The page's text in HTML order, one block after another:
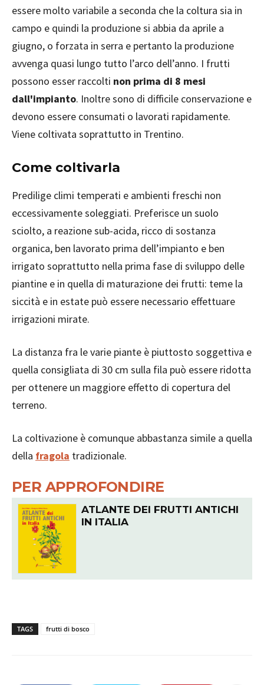
essere molto variabile a seconda che la coltura sia in
campo e quindi la produzione si abbia da aprile a
giugno, o forzata in serra e pertanto la produzione
avvenga quasi lungo tutto l’arco dell’anno. I frutti
possono esser raccolti non prima di 8 mesi
dall'impianto. Inoltre sono di difficile conservazione e
devono essere consumati o lavorati rapidamente.
Viene coltivata soprattutto in Trentino.
Come coltivarla
Predilige climi temperati e ambienti freschi non
eccessivamente soleggiati. Preferisce un suolo
sciolto, a reazione sub-acida, ricco di sostanza
organica, ben lavorato prima dell’impianto e ben
irrigato soprattutto nella prima fase di sviluppo delle
piantine e in quella di maturazione dei frutti: teme la
siccità e in estate può essere necessario effettuare
irrigazioni mirate.
La distanza fra le varie piante è piuttosto soggettiva e
quella consigliata di 30 cm sulla fila può essere ridotta
per ottenere un maggiore effetto di copertura del
terreno.
La coltivazione è comunque abbastanza simile a quella
della fragola tradizionale.
PER APPROFONDIRE
ATLANTE DEI FRUTTI ANTICHI
IN ITALIA
TAGS frutti di bosco